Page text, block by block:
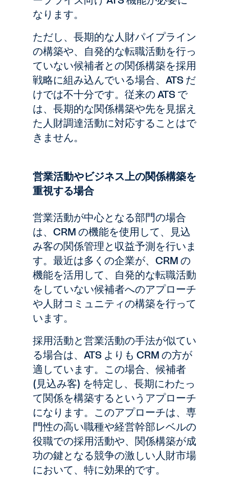
なります。
ただし、長期的な人財パイプライン
の構築や、自発的な転職活動を行っ
ていない候補者との関係構築を採用
戦略に組み込んでいる場合、ATS だ
けでは不十分です。従来の ATS で
は、長期的な関係構築や先を見据え
た人財調達活動に対応することはで
きません。
営業活動やビジネス上の関係構築を
重視する場合
営業活動が中心となる部門の場合
は、CRM の機能を使用して、見込
み客の関係管理と収益予測を行いま
す。最近は多くの企業が、CRM の
機能を活用して、自発的な転職活動
をしていない候補者へのアプローチ
や人財コミュニティの構築を行って
います。
採用活動と営業活動の手法が似てい
る場合は、ATS よりも CRM の方が
適しています。この場合、候補者
(見込み客) を特定し、長期にわたっ
て関係を構築するというアプローチ
になります。このアプローチは、専
門性の高い職種や経営幹部レベルの
役職での採用活動や、関係構築が成
功の鍵となる競争の激しい人財市場
において、特に効果的です。